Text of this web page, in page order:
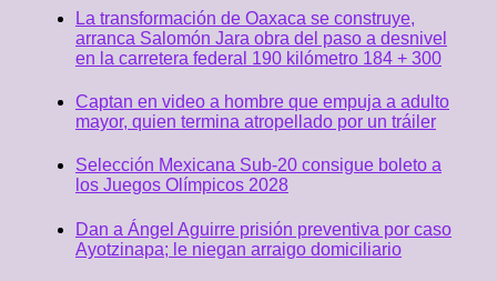
La transformación de Oaxaca se construye,
arranca Salomón Jara obra del paso a desnivel
en la carretera federal 190 kilómetro 184 + 300
Captan en video a hombre que empuja a adulto
mayor, quien termina atropellado por un tráiler
Selección Mexicana Sub-20 consigue boleto a
los Juegos Olímpicos 2028
Dan a Ángel Aguirre prisión preventiva por caso
Ayotzinapa; le niegan arraigo domiciliario